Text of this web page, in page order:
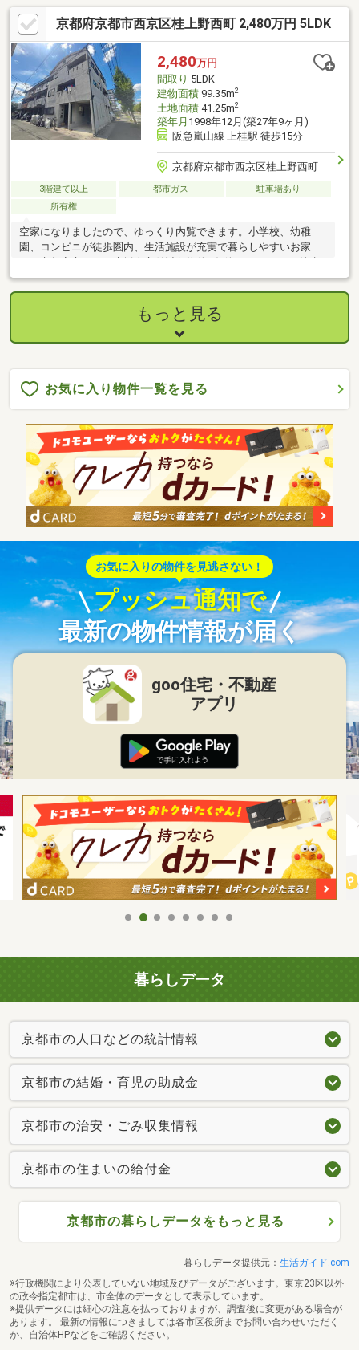
能のため、通勤・通学に便利！・阪急嵐山線「上桂」駅まで徒歩
13分・阪急京都線「桂」駅までバス乗車9分 「桂川小学校前」
バス停まで徒歩6分■駐車スペースは2台駐車可能！複数台お車を
お持ちのご家族にもピッタリです♪■前面道路幅員約6ｍございま
すので、お車を駐車の際も安心です♪■スーパーまで徒歩7分と毎
日のお買い物にも困りません♪
京都府京都市西京区桂上野西町 2,480万円 5LDK
2,480万円
間取り 5LDK
建物面積99.35m2
土地面積41.25m2
築年月 1998年12月(築27年9ヶ月)
阪急嵐山線 上桂駅 徒歩15分
京都府京都市西京区桂上野西町
3階建て以上 都市ガス
駐車場あり
所有権
空家になりましたので、ゆっくり内覧できます。小学校、幼稚
園、コンビニが徒歩圏内、生活施設が充実で暮らしやすいお家で
10分以内、南向き、陽当り良好、角地、和室、南面バルコニー、
３階建以上、都市ガス、小学校 徒歩10分以内、屋根裏収納
もっと見る
お気に入り物件一覧を見る
お気に入りの物件を見逃さない！
プッシュ通知で
最新の物件情報が届く
goo住宅・不動産
アプリ
暮らしデータ
京都市の人口などの統計情報
京都市の結婚・育児の助成金
京都市の治安・ごみ収集情報
京都市の住まいの給付金
京都市の暮らしデータをもっと見る
暮らしデータ提供元： 生活ガイド.com
※行政機関により公表していない地域及びデータがございます。東京23区以外
の政令指定都市は、市全体のデータとして表示しています。
※提供データには細心の注意を払っておりますが、調査後に変更がある場合が
あります。 最新の情報につきましては各市区役所までお問い合わせいただく
か、自治体HPなどをご確認ください。